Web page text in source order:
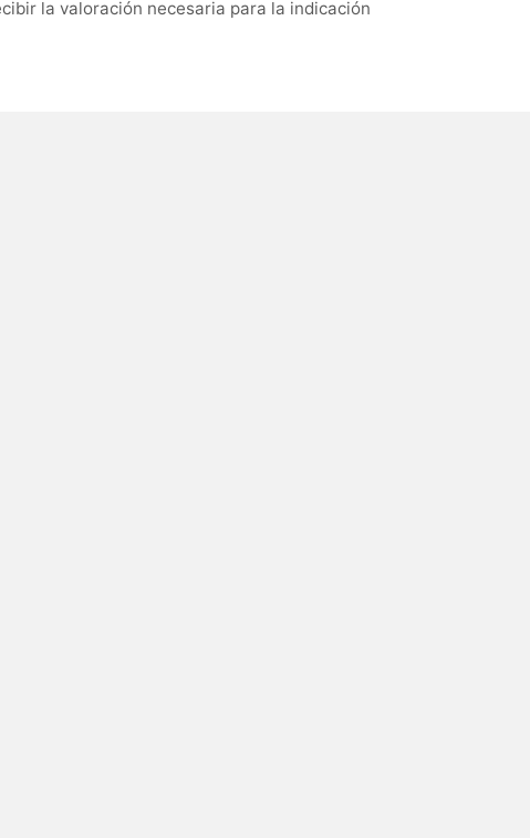
la valoración necesaria para la indicación